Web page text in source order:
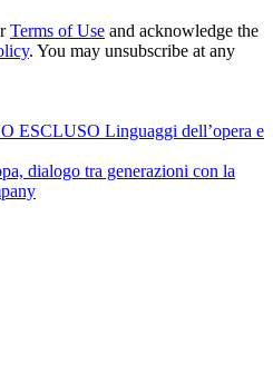
Terms of Use and acknowledge the
. You may unsubscribe at any
ESCLUSO Linguaggi dell’opera e
dialogo tra generazioni con la